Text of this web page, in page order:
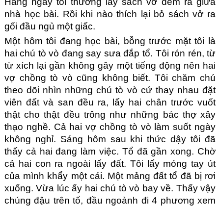
nhà học bài. Rồi khi nào thích lại bỏ sách vở ra
gối đầu ngủ một giấc.
Một hôm tôi đang học bài, bỗng trước mặt tôi là
hai chú tò vò đang say sưa đắp tổ. Tôi rón rén, từ
từ xích lại gần không gây một tiếng động nên hai
vợ chồng tò vò cũng không biết. Tôi chăm chú
theo dõi nhìn những chú tò vò cứ thay nhau đặt
viên đất và san đều ra, lấy hai chân trước vuốt
thật cho thật đều trông như những bác thợ xây
thạo nghề. Cả hai vợ chồng tò vò làm suốt ngày
không nghỉ. Sáng hôm sau khi thức dậy tôi đã
thấy cả hai đang làm việc. Tổ đã gần xong. Chờ
cả hai con ra ngoài lấy đất. Tôi lấy móng tay út
của mình khẩy một cái. Một mảng đất tổ đã bị rơi
xuống. Vừa lúc ấy hai chú tò vò bay về. Thấy vậy
chúng đậu trên tổ, đầu ngoảnh đi 4 phương xem